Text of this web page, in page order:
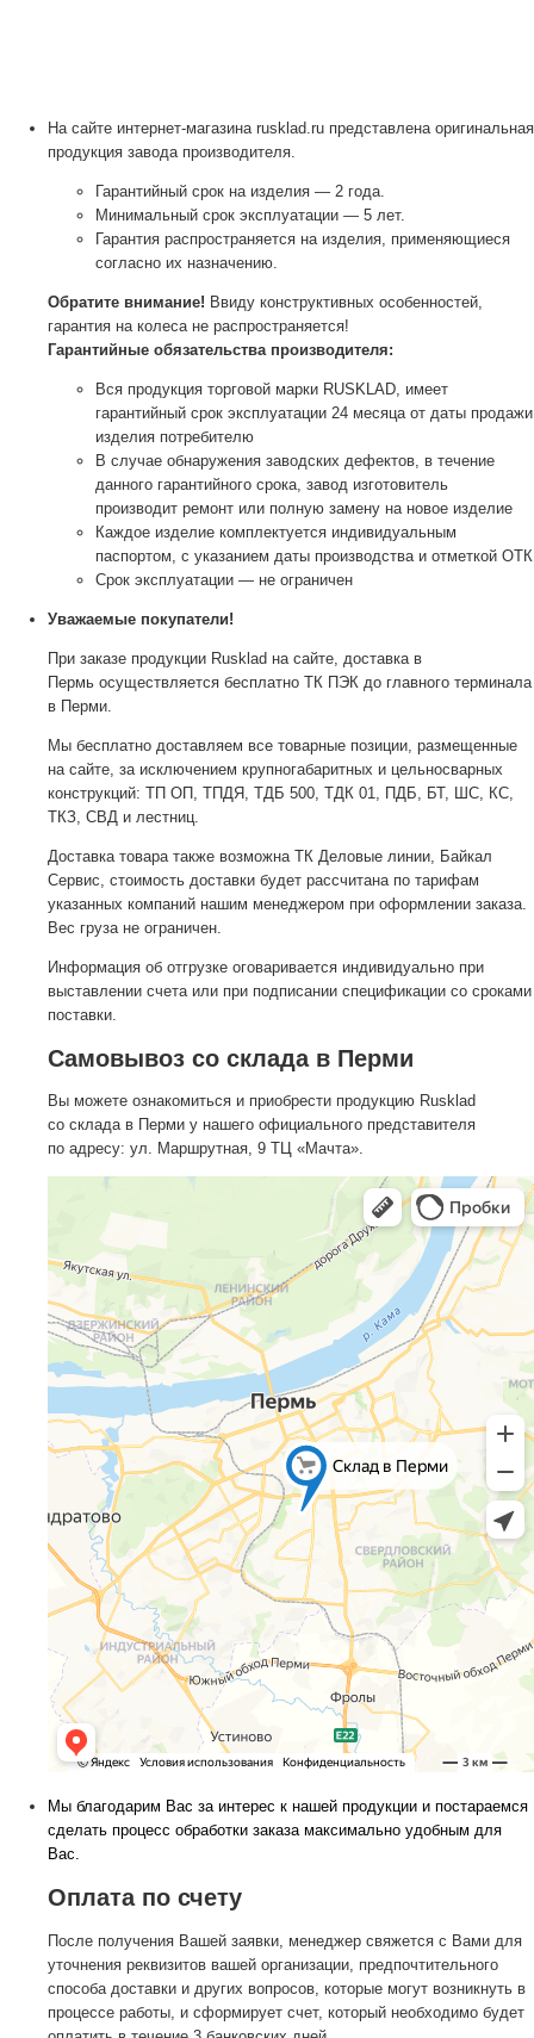
На сайте интернет-магазина rusklad.ru представлена оригинальная
продукция завода производителя.
Гарантийный срок на изделия — 2 года.
Минимальный срок эксплуатации — 5 лет.
Гарантия распространяется на изделия, применяющиеся
согласно их назначению.
Обратите внимание! Ввиду конструктивных особенностей,
гарантия на колеса не распространяется!
Гарантийные обязательства производителя:
Вся продукция торговой марки RUSKLAD, имеет
гарантийный срок эксплуатации 24 месяца от даты продажи
изделия потребителю
В случае обнаружения заводских дефектов, в течение
данного гарантийного срока, завод изготовитель
производит ремонт или полную замену на новое изделие
Каждое изделие комплектуется индивидуальным
паспортом, с указанием даты производства и отметкой ОТК
Срок эксплуатации — не ограничен
Уважаемые покупатели!
При заказе продукции Rusklad на сайте, доставка в
Пермь осуществляется бесплатно ТК ПЭК до главного терминала
в Перми.
Мы бесплатно доставляем все товарные позиции, размещенные
на сайте, за исключением крупногабаритных и цельносварных
конструкций: ТП ОП, ТПДЯ, ТДБ 500, ТДК 01, ПДБ, БТ, ШС, КС,
ТКЗ, СВД и лестниц.
Доставка товара также возможна ТК Деловые линии, Байкал
Сервис, стоимость доставки будет рассчитана по тарифам
указанных компаний нашим менеджером при оформлении заказа.
Вес груза не ограничен.
Информация об отгрузке оговаривается индивидуально при
выставлении счета или при подписании спецификации со сроками
поставки.
Самовывоз со склада в Перми
Вы можете ознакомиться и приобрести продукцию Rusklad
со склада в Перми у нашего официального представителя
по адресу: ул. Маршрутная, 9 ТЦ «Мачта».
Мы благодарим Вас за интерес к нашей продукции и постараемся
сделать процесс обработки заказа максимально удобным для
Вас.
Оплата по счету
После получения Вашей заявки, менеджер свяжется с Вами для
уточнения реквизитов вашей организации, предпочтительного
способа доставки и других вопросов, которые могут возникнуть в
процессе работы, и сформирует счет, который необходимо будет